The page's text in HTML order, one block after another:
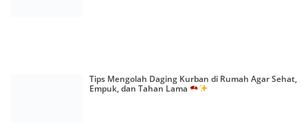
Tips Mengolah Daging Kurban di Rumah Agar Sehat,
Empuk, dan Tahan Lama